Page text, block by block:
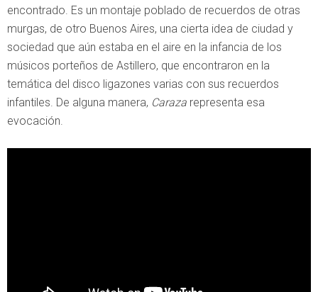
encontrado. Es un montaje poblado de recuerdos de otras
murgas, de otro Buenos Aires, una cierta idea de ciudad y
sociedad que aún estaba en el aire en la infancia de los
músicos porteños de Astillero, que encontraron en la
temática del disco ligazones varias con sus recuerdos
infantiles. De alguna manera, Caraza representa esa
evocación.